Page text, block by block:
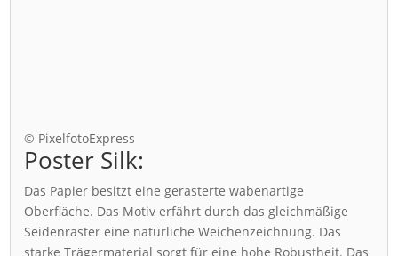
© PixelfotoExpress
Poster Silk:
Das Papier besitzt eine gerasterte wabenartige
Oberfläche. Das Motiv erfährt durch das gleichmäßige
Seidenraster eine natürliche Weichenzeichnung. Das
starke Trägermaterial sorgt für eine hohe Robustheit. Das